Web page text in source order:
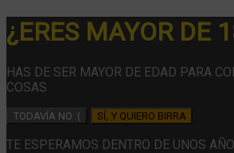
¿ERES MAYOR DE
HAS DE SER MAYOR DE EDAD PARA
COSAS
TODAVÍA NO :( SÍ, Y QUIERO BIRRA
TE ESPERAMOS DENTRO DE UNOS